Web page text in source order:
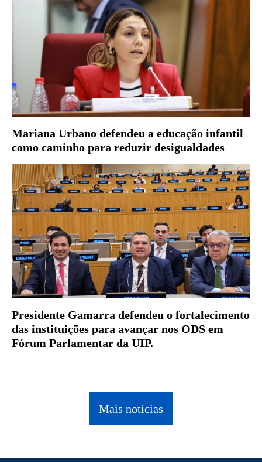
Mariana Urbano defendeu a educação infantil
como caminho para reduzir desigualdades
Presidente Gamarra defendeu o fortalecimento
das instituições para avançar nos ODS em
Fórum Parlamentar da UIP.
Mais notícias